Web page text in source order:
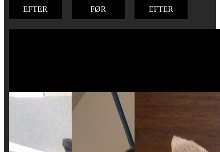
EFTER FØR EFTER